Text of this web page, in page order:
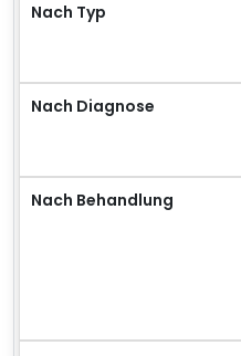
Nach Typ
Nach Diagnose
Nach Behandlung